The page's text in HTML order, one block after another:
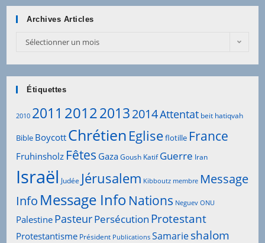
Archives Articles
Archives
Sélectionner un mois
Étiquettes
2010 2011 201220132014Attentat beit hatiqvah
Bible Boycott Chrétien Egliseflotille France
Fruhinsholz Fêtes GazaGoush Katif Guerre Iran
Israël Judée Jérusalem Kibboutz membre Message
Info Message Info Nations Neguev ONU
Palestine PasteurPersécution Protestant
Protestantisme Président Publications Samarieshalom